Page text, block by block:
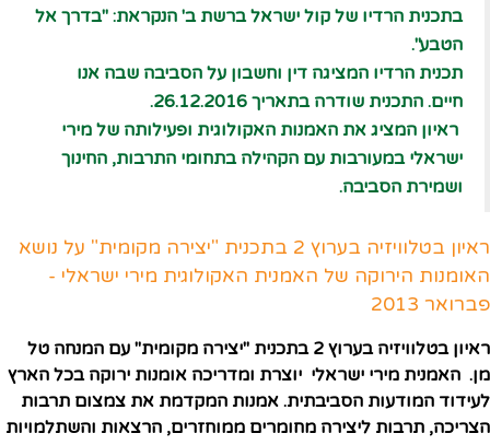
בתכנית הרדיו של קול ישראל ברשת ב' הנקראת: "בדרך אל
הטבע".
תכנית הרדיו המציגה דין וחשבון על הסביבה שבה אנו
חיים. התכנית שודרה בתאריך 26.12.2016.
ראיון המציג את האמנות האקולוגית ופעילותה של מירי
ישראלי במעורבות עם הקהילה בתחומי התרבות, החינוך
ושמירת הסביבה.
ראיון בטלוויזיה בערוץ 2 בתכנית "יצירה מקומית" על נושא
האומנות הירוקה של האמנית האקולוגית מירי ישראלי -
פברואר 2013
ראיון בטלוויזיה בערוץ 2 בתכנית "יצירה מקומית" עם המנחה טל
מן. האמנית מירי ישראלי יוצרת ומדריכה אומנות ירוקה בכל הארץ
לעידוד המודעות הסביבתית. אמנות המקדמת את צמצום תרבות
הצריכה, תרבות ליצירה מחומרים ממוחזרים, הרצאות והשתלמויות